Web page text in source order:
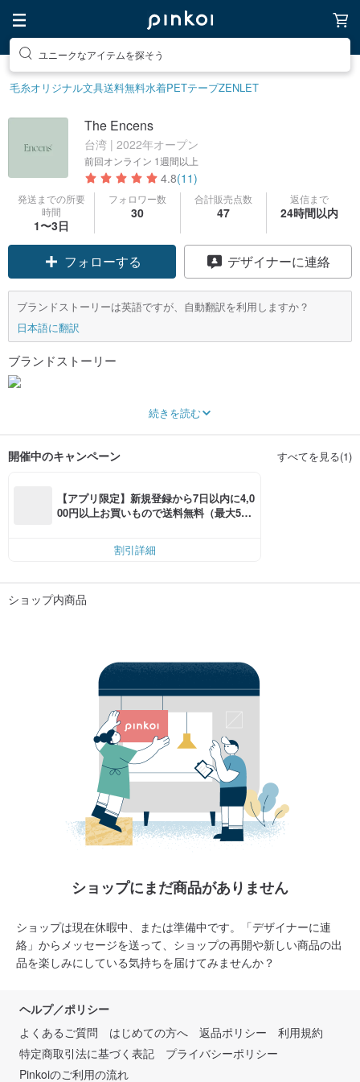
ユニークなアイテムを探そう
毛糸オリジナル文具送料無料水着PETテープZENLET
The Encens
台湾 | 2022年オープン
前回オンライン 1週間以上
4.8(11)
発送までの所要
時間
1〜3日
フォロワー数
30
合計販売点数
47
返信まで
24時間以内
クーポン取得
フォローする
デザイナーに連絡
ブランドストーリーは英語ですが、自動翻訳を利用しますか？
日本語に翻訳
ブランドストーリー
- Reminisce Nature from Home 🏡
The Encens strive to empower people to live happy, healthy lives. We are
yourself, The ENCENS provides a solution.
WHAT WE BELIEVE
choose the formulas best suited to ensure your body is well taken care of. We
続きを読む
開催中のキャンペーン すべてを見る(1)
【アプリ限定】新規登録から7日以内に4,0
00円以上お買いもので送料無料（最大500
割引詳細
ショップ内商品
ショップにまだ商品がありません
ショップは現在休暇中、または準備中です。「デザイナーに連
絡」からメッセージを送って、ショップの再開や新しい商品の出
品を楽しみにしている気持ちを届けてみませんか？
ヘルプ／ポリシー
よくあるご質問
はじめての方へ 返品ポリシー
利用規約
特定商取引法に基づく表記
プライバシーポリシー
Pinkoiのご利用の流れ